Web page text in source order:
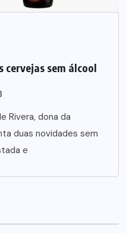
cervejas sem álcool
Rivera, dona da
duas novidades sem
e